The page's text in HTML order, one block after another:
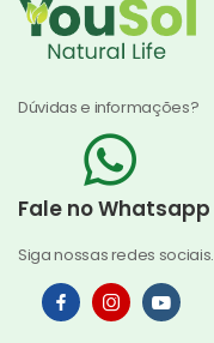
Dúvidas e informações?
Fale no Whatsapp
Siga nossas redes sociais.